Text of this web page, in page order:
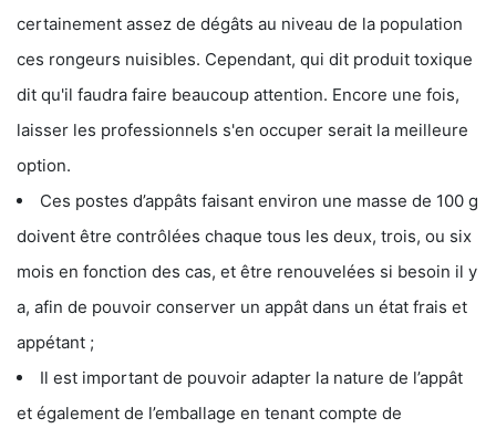
certainement assez de dégâts au niveau de la population
ces rongeurs nuisibles. Cependant, qui dit produit toxique
dit qu'il faudra faire beaucoup attention. Encore une fois,
laisser les professionnels s'en occuper serait la meilleure
option.
Ces postes d’appâts faisant environ une masse de 100 g
doivent être contrôlées chaque tous les deux, trois, ou six
mois en fonction des cas, et être renouvelées si besoin il y
a, afin de pouvoir conserver un appât dans un état frais et
appétant ;
Il est important de pouvoir adapter la nature de l’appât
et également de l’emballage en tenant compte de